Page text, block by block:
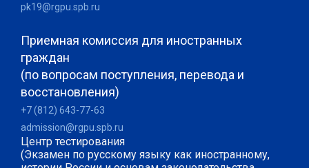
pk19@rgpu.spb.ru
Приемная комиссия для иностранных
граждан
(по вопросам поступления, перевода и
восстановления)
+7 (812) 643-77-63
admission@rgpu.spb.ru
Центр тестирования
(Экзамен по русскому языку как иностранному,